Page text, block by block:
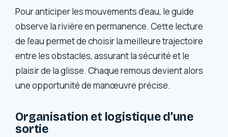
Pour anticiper les mouvements d’eau, le guide
observe la rivière en permanence. Cette lecture
de l’eau permet de choisir la meilleure trajectoire
entre les obstacles, assurant la sécurité et le
plaisir de la glisse. Chaque remous devient alors
une opportunité de manœuvre précise.
Organisation et logistique d’une
sortie